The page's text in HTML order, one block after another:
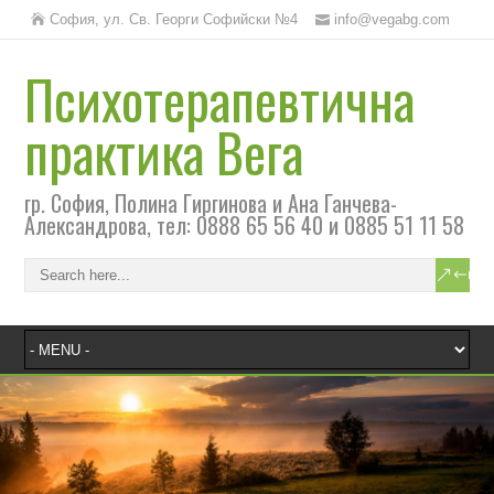
София, ул. Св. Георги Софийски №4 info@vegabg.com
Психотерапевтична
практика Вега
гр. София, Полина Гиргинова и Ана Ганчева-
Александрова, тел: 0888 65 56 40 и 0885 51 11 58